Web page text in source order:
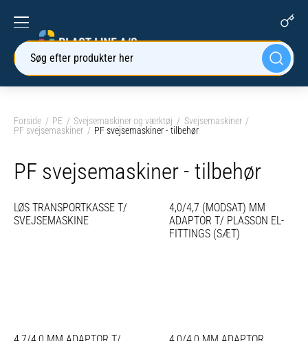
Søg efter produkter her
Forside PE Svejsemaskiner og værktøj
Svejsemaskiner
PF svejsemaskiner
PF svejsemaskiner - tilbehør
PF svejsemaskiner - tilbehør
LØS TRANSPORTKASSE T/
SVEJSEMASKINE
4,0/4,7 (MODSAT) MM
ADAPTOR T/ PLASSON EL-
FITTINGS (SÆT)